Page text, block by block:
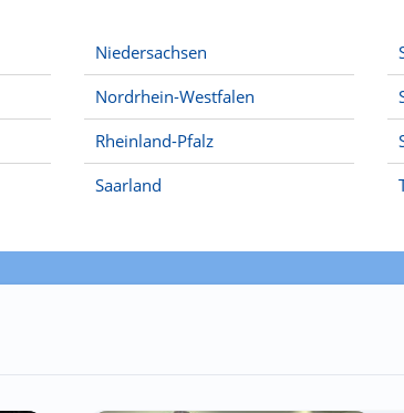
Niedersachsen
Nordrhein-Westfalen
Rheinland-Pfalz
Saarland